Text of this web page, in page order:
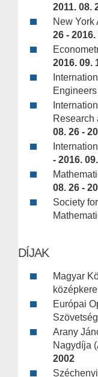
2011. 08.
New York
26 - 2016.
2016. 09.
Engineers
Research
08. 26 -
- 2016.
08. 26 -
Society
DÍJAK
Magyar
Európai
Arany
Nagydíja
2002